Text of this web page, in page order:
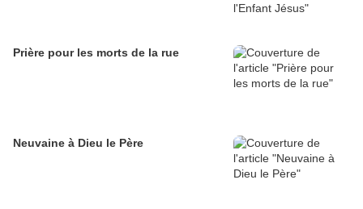
Prière pour les morts de la rue
Neuvaine à Dieu le Père